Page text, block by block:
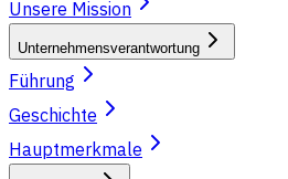
Unsere Mission
Unternehmensverantwortung
Führung
Geschichte
Hauptmerkmale